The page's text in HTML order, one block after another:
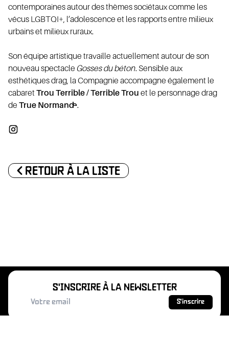
contemporaines autour des thèmes sociétaux comme les
vécus LGBTQI+, l’adolescence et les rapports entre milieux
urbains et milieux ruraux.
Son équipe artistique travaille actuellement autour de son
nouveau spectacle Gosses du béton. Sensible aux
esthétiques drag, la Compagnie accompagne également le
cabaret Trou Terrible / Terrible Trou et le personnage drag
de True Normand·e.
< RETOUR À LA LISTE
S'INSCRIRE À LA NEWSLETTER
S'inscrire